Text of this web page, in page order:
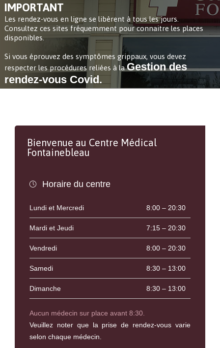
IMPORTANT
Gestion des
rendez-vous Covid.
Bienvenue au Centre Médical
Fontainebleau
 Horaire du centre
Lundi et Mercredi 8:00 – 20:30
Mardi et Jeudi 7:15 – 20:30
Vendredi 8:00 – 20:30
Samedi 8:30 – 13:00
Dimanche 8:30 – 13:00
Aucun médecin sur place avant 8:30.
Veuillez noter que la prise de rendez-vous varie
selon chaque médecin.